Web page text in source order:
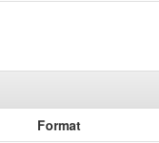
Format